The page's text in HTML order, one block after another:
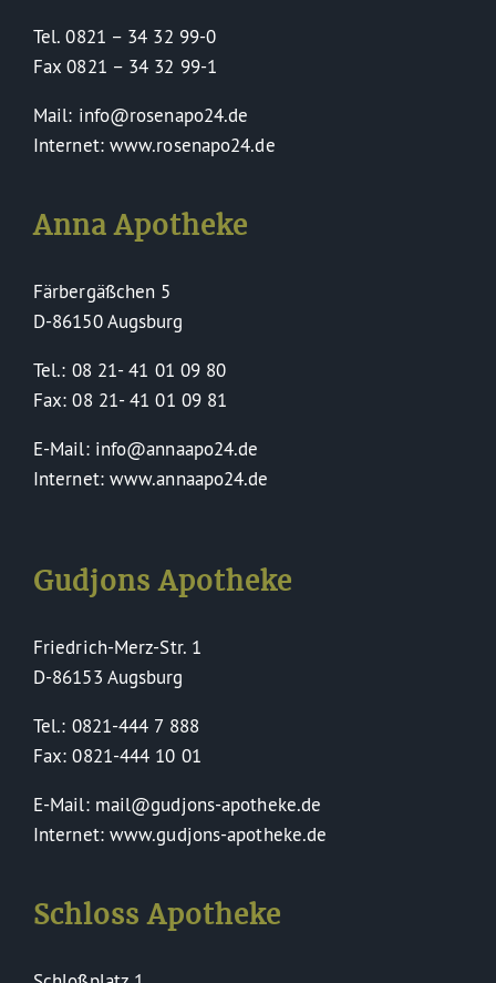
Tel. 0821 – 34 32 99-0
Fax 0821 – 34 32 99-1
Mail: info@rosenapo24.de
Internet: www.rosenapo24.de
Anna Apotheke
Färbergäßchen 5
D-86150 Augsburg
Tel.: 08 21- 41 01 09 80
Fax: 08 21- 41 01 09 81
E-Mail: info@annaapo24.de
Internet: www.annaapo24.de
Gudjons Apotheke
Friedrich-Merz-Str. 1
D-86153 Augsburg
Tel.: 0821-444 7 888
Fax: 0821-444 10 01
E-Mail: mail@gudjons-apotheke.de
Internet: www.gudjons-apotheke.de
Schloss Apotheke